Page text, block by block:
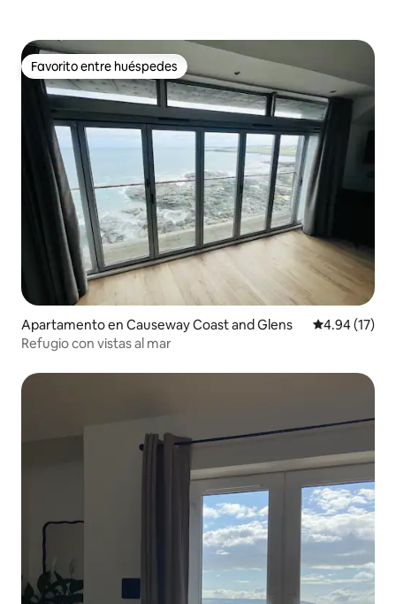
Favorito entre huéspedes
Favorito entre huéspedes
Apartamento en Causeway Coast and Glens Calificación
4.94 (17)
Refugio con vistas al mar